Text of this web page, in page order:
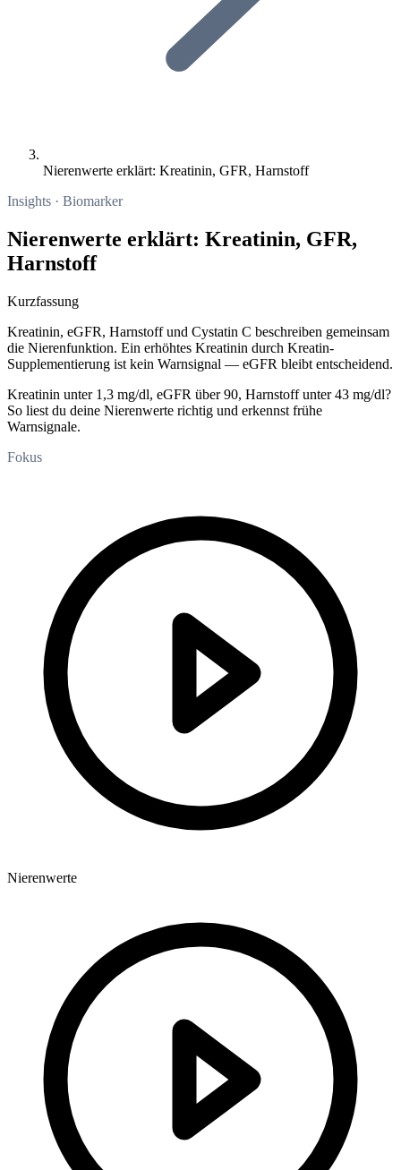
Nierenwerte erklärt: Kreatinin, GFR, Harnstoff
Insights · Biomarker
Nierenwerte erklärt: Kreatinin, GFR,
Harnstoff
Kurzfassung
Kreatinin, eGFR, Harnstoff und Cystatin C beschreiben gemeinsam
die Nierenfunktion. Ein erhöhtes Kreatinin durch Kreatin-
Supplementierung ist kein Warnsignal — eGFR bleibt entscheidend.
Kreatinin unter 1,3 mg/dl, eGFR über 90, Harnstoff unter 43 mg/dl?
So liest du deine Nierenwerte richtig und erkennst frühe
Warnsignale.
Fokus
Nierenwerte